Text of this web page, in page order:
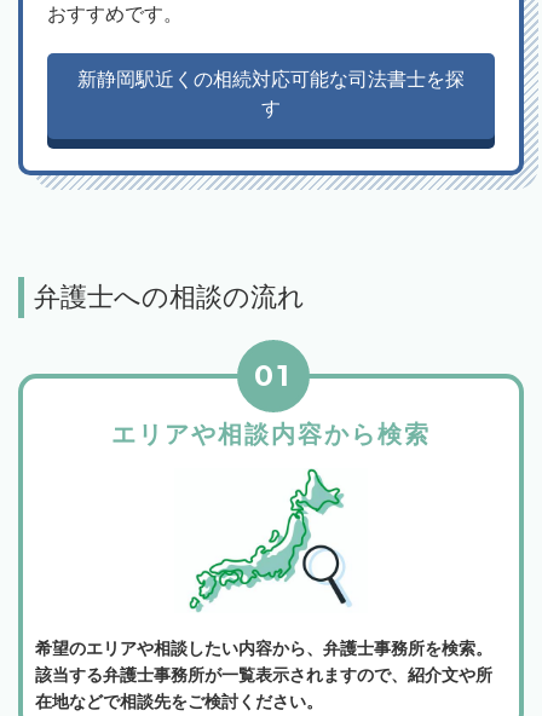
おすすめです。
新静岡駅近くの相続対応可能な司法書士を探
す
弁護士への相談の流れ
エリアや相談内容から検索
01
希望のエリアや相談したい内容から、弁護士事務所を検索。
該当する弁護士事務所が一覧表示されますので、紹介文や所
在地などで相談先をご検討ください。